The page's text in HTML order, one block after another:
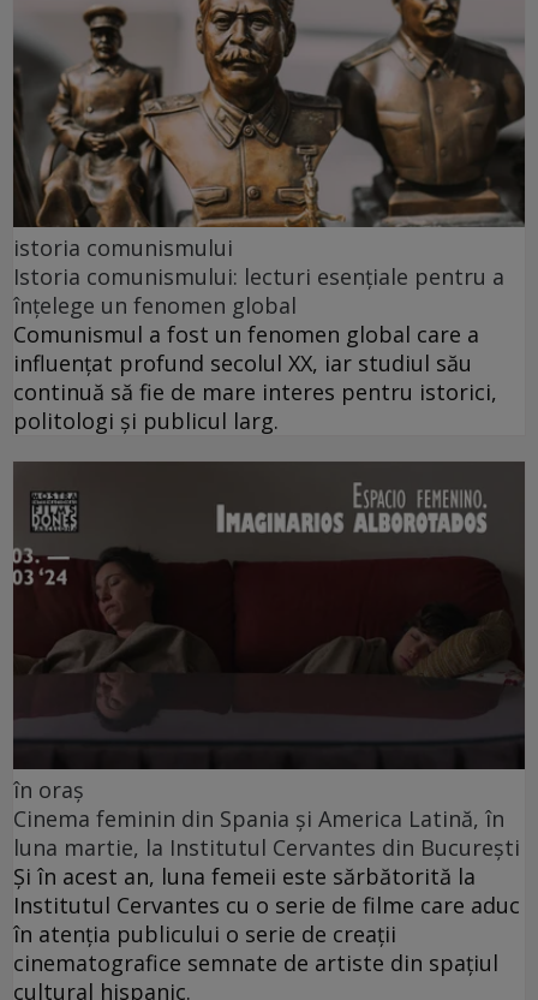
istoria comunismului
Istoria comunismului: lecturi esențiale pentru a
înțelege un fenomen global
Comunismul a fost un fenomen global care a
influențat profund secolul XX, iar studiul său
continuă să fie de mare interes pentru istorici,
politologi și publicul larg.
în oraș
Cinema feminin din Spania și America Latină, în
luna martie, la Institutul Cervantes din București
Și în acest an, luna femeii este sărbătorită la
Institutul Cervantes cu o serie de filme care aduc
în atenția publicului o serie de creații
cinematografice semnate de artiste din spațiul
cultural hispanic.